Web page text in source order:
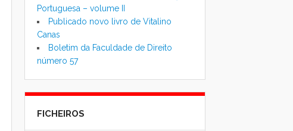
Portuguesa – volume II
Publicado novo livro de Vitalino
Canas
Boletim da Faculdade de Direito
número 57
FICHEIROS